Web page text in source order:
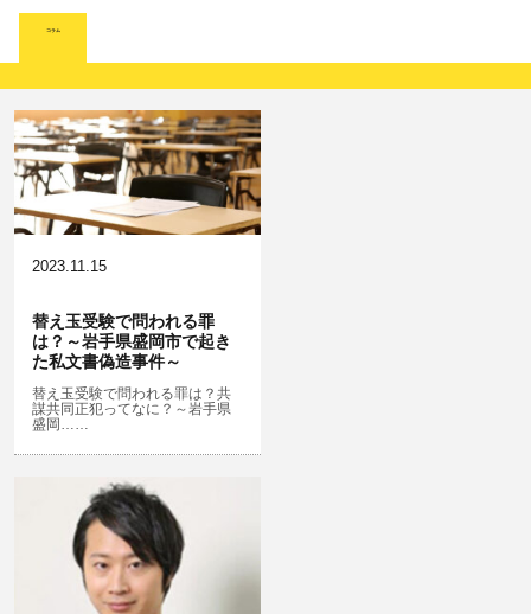
逮捕・監禁
略取・誘拐・人身売買
業務妨害
公務執行妨害
強姦・準強姦
淫行・援助交際
公然わいせつ，わいせつ物頒布，淫
児童ポルノ・リベンジポルノ
恐喝
横領 背任
麻薬及び向精神薬
危険ドラッグ
無免許運転
危険運転行為等
放火・失火
犯罪収益移転防止法違反
ストーカー事件
知財財産と刑事事件…動画の違法ダ
ウンロード・視聴、無断転載等
ネット犯罪
銃刀法違反
コラム
2023.11.15
替え玉受験で問われる罪
は？～岩手県盛岡市で起き
た私文書偽造事件～
替え玉受験で問われる罪は？共
謀共同正犯ってなに？～岩手県
盛岡……